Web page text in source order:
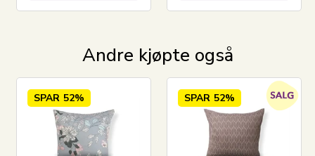
Se vårt store utvalg av produkter fra Egeria her
Andre kjøpte også
SPAR 52% SPAR 52%